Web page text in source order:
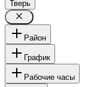
Тверь
Район
График
Рабочие часы